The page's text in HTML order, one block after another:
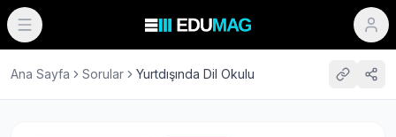
Ana Sayfa Sorular Yurtdışında Dil Okulu